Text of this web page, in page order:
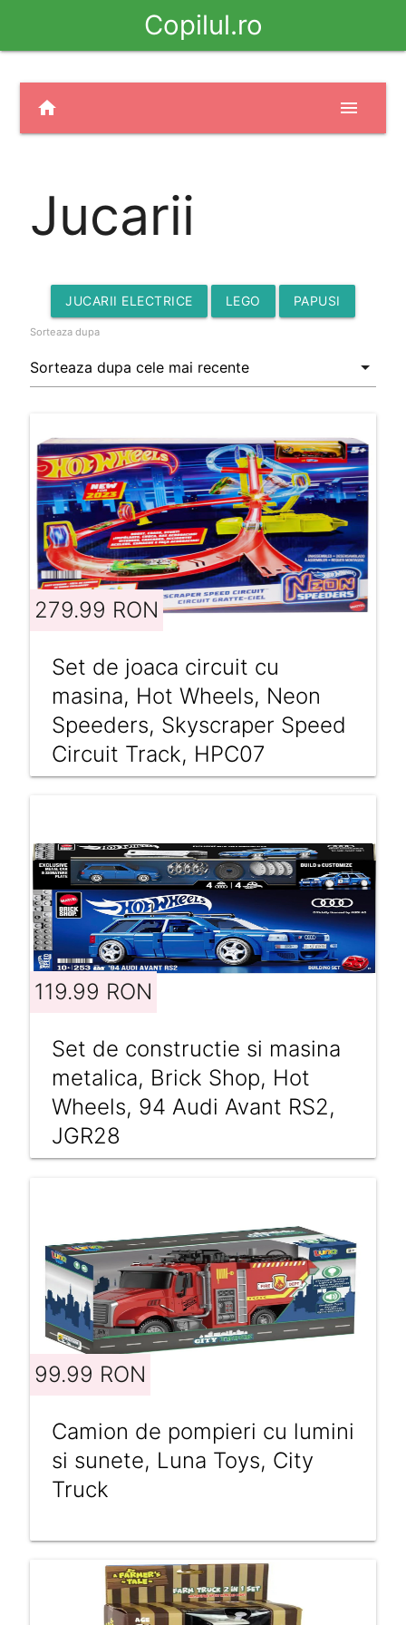
Copilul.ro
home menu
Jucarii
JUCARII ELECTRICE LEGO PAPUSI
Sorteaza dupa
279.99 RON
Set de joaca circuit cu
masina, Hot Wheels, Neon
Speeders, Skyscraper Speed
Circuit Track, HPC07
119.99 RON
Set de constructie si masina
metalica, Brick Shop, Hot
Wheels, 94 Audi Avant RS2,
JGR28
99.99 RON
Camion de pompieri cu lumini
si sunete, Luna Toys, City
Truck